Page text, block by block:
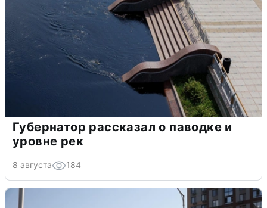
Губернатор рассказал о паводке и
уровне рек
8 августа 184